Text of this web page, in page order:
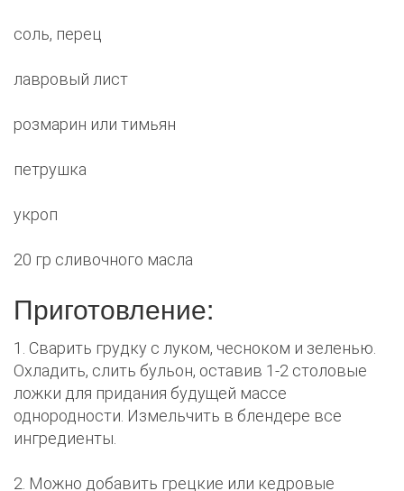
соль, перец
лавровый лист
розмарин или тимьян
петрушка
укроп
20 гр сливочного масла
Приготовление:
1. Сварить грудку с луком, чесноком и зеленью.
Охладить, слить бульон, оставив 1-2 столовые
ложки для придания будущей массе
однородности. Измельчить в блендере все
ингредиенты.
2. Можно добавить грецкие или кедровые